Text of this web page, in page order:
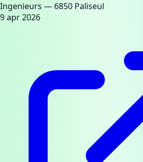
Ingenieurs — 6850 Paliseul
9 apr 2026